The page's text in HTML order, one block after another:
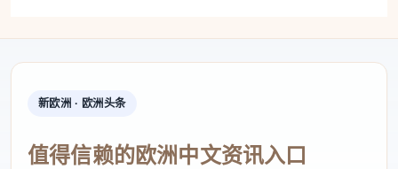
新欧洲 · 欧洲头条
值得信赖的欧洲中文资讯入口